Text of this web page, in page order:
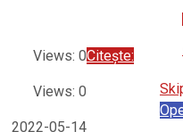
Views: 0Citește:
Views: 0
2022-05-14